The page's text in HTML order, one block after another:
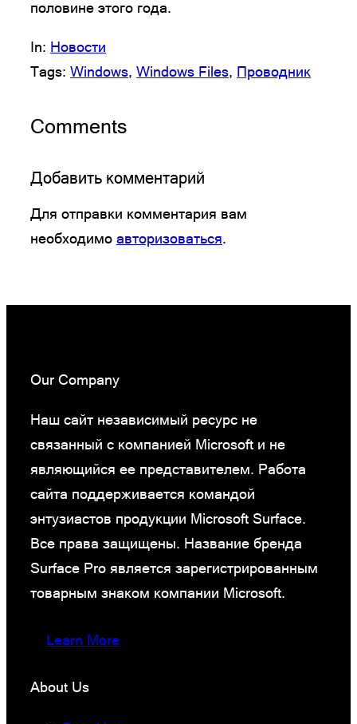
половине этого года.
In: Новости
Tags: Windows, Windows Files, Проводник
Comments
Добавить комментарий
Для отправки комментария вам
необходимо авторизоваться.
Our Company
Наш сайт независимый ресурс не
связанный с компанией Microsoft и не
являющийся ее представителем. Работа
сайта поддерживается командой
энтузиастов продукции Microsoft Surface.
Все права защищены. Название бренда
Surface Pro является зарегистрированным
товарным знаком компании Microsoft.
Learn More
About Us